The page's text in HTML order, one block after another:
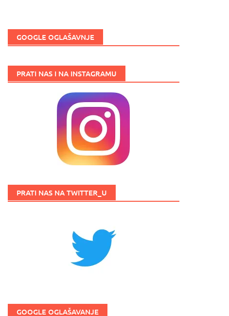
GOOGLE OGLAŠAVNJE
PRATI NAS I NA INSTAGRAMU
PRATI NAS NA TWITTER_U
GOOGLE OGLAŠAVANJE